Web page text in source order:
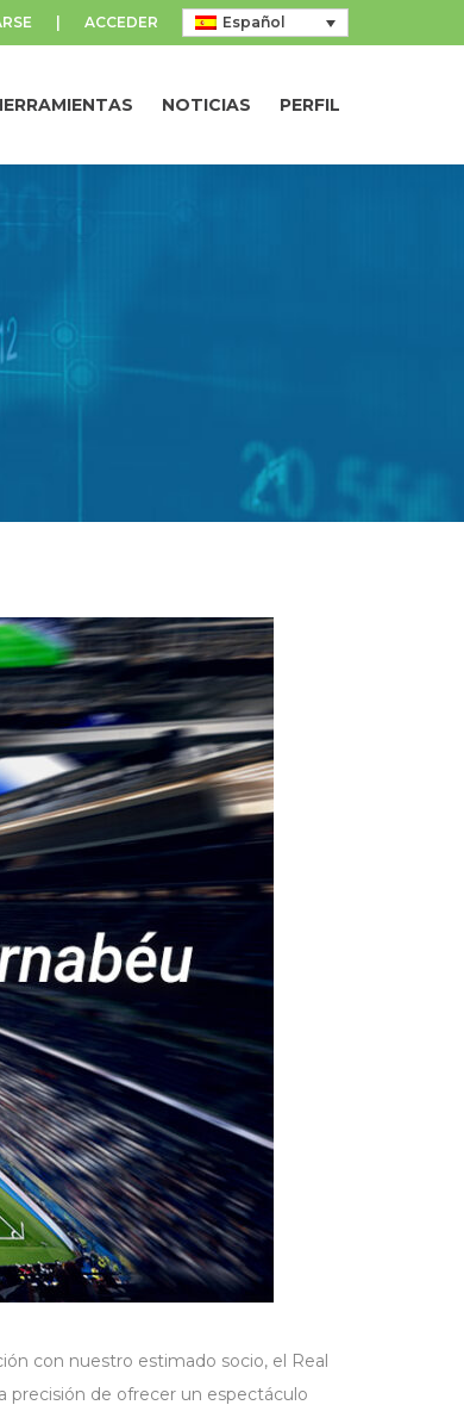
ACCEDER Español
NOTICIAS PERFIL
con nuestro estimado socio, el Real
precisión de ofrecer un espectáculo
HERRAMIENTAS NOTICIAS PERFIL